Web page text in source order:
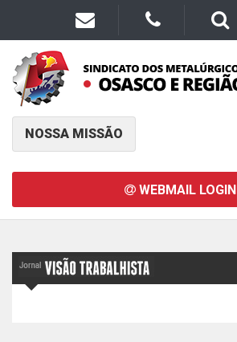
NOSSA MISSÃO
WEBMAIL LOGIN